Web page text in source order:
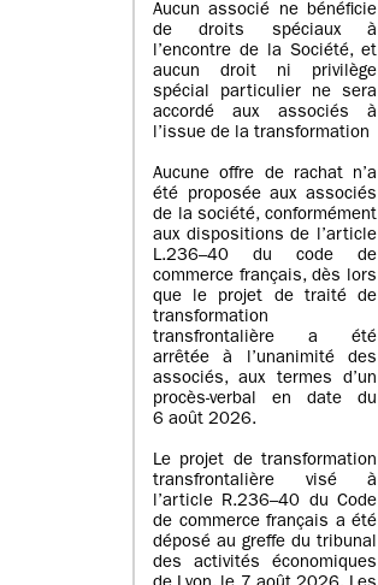
Aucun associé ne bénéficie
de droits spéciaux à
l’encontre de la Société, et
aucun droit ni privilège
spécial particulier ne sera
accordé aux associés à
l’issue de la transformation
Aucune offre de rachat n’a
été proposée aux associés
de la société, conformément
aux dispositions de l’article
L.236–40 du code de
commerce français, dès lors
que le projet de traité de
transformation
transfrontalière a été
arrêtée à l’unanimité des
associés, aux termes d’un
procès-verbal en date du
6 août 2026.
Le projet de transformation
transfrontalière visé à
l’article R.236–40 du Code
de commerce français a été
déposé au greffe du tribunal
des activités économiques